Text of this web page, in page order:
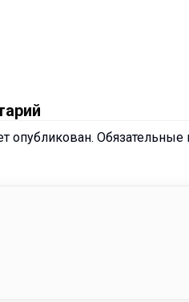
опубликован. Обязательные